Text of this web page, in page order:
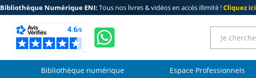
Bibliothèque Numérique ENI: Tous nos livres & vidéos en accès illimité !Cliquez ici
Bibliothèque numérique Espace Professionnels